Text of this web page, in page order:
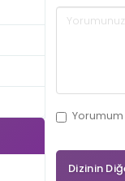
Yorumum
Dizinin